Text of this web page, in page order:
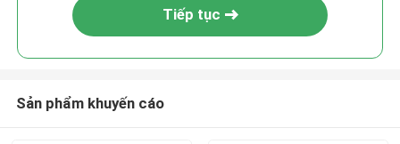
Tiếp tục
Sản phẩm khuyến cáo